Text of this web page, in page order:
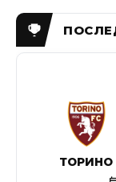
ТОРИНО